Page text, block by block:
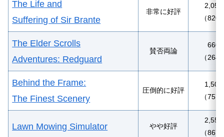
The Life and
Suffering of Sir Brante
非常に好評
2,050
（820
The Elder Scrolls
Adventures: Redguard
賛否両論
660
（264
Behind the Frame:
The Finest Scenery
圧倒的に好評
1,500
（757
Lawn Mowing Simulator やや好評
2,550
（867